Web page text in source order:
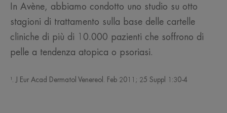
In Avène, abbiamo condotto uno studio su otto
stagioni di trattamento sulla base delle cartelle
cliniche di più di 10.000 pazienti che soffrono di
pelle a tendenza atopica o psoriasi.
¹. J Eur Acad Dermatol Venereol. Feb 2011; 25 Suppl 1:30-4